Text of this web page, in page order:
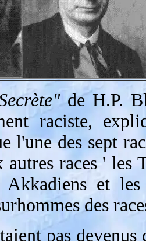
de H.P.
raciste,
l'une des sept
races ' les
Akkadiens et
des
pas